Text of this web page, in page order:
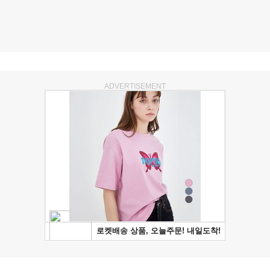
ADVERTISEMENT